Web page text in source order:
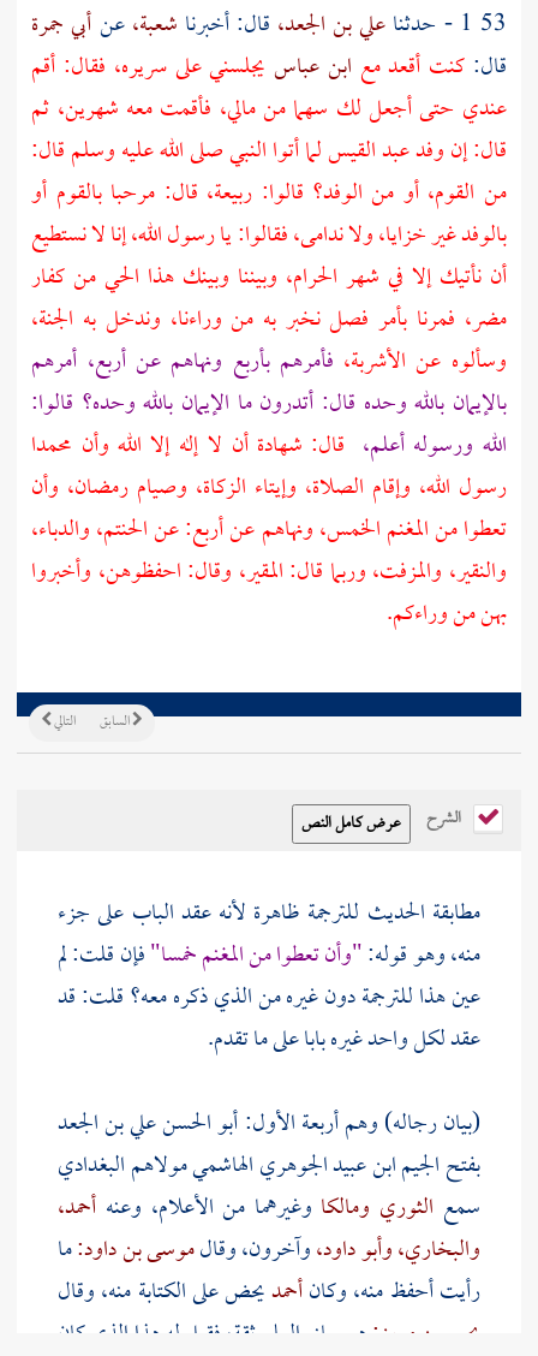
53 1 - حدثنا علي بن الجعد، قال: أخبرنا شعبة،عنأبي جمرة
قال: كنت أقعد مع ابن عباس يجلسني على سريره، فقال: أقم
عندي حتى أجعل لك سهما من مالي، فأقمت معه شهرين، ثم
قال: إنوفد عبد القيسلما أتوا النبي صلى الله عليه وسلم قال:
من القوم، أو من الوفد؟ قالوا: ربيعة، قال: مرحبا بالقوم أو
بالوفد غير خزايا، ولا ندامى، فقالوا: يا رسول الله، إنا لا نستطيع
أن نأتيك إلا في شهر الحرام، وبيننا وبينك هذا الحي من كفار
مضر، فمرنا بأمر فصل نخبر به من وراءنا، وندخل به الجنة،
وسألوه عن الأشربة، فأمرهم بأربع ونهاهم عن أربع، أمرهم
بالإيمان بالله وحده قال: أتدرون ما الإيمان بالله وحده؟ قالوا:
الله ورسوله أعلم، قال: شهادة أن لا إله إلا الله وأن محمدا
رسول الله، وإقام الصلاة، وإيتاء الزكاة، وصيام رمضان، وأن
تعطوا من المغنم الخمس، ونهاهم عن أربع: عن الحنتم، والدباء،
والنقير، والمزفت، وربما قال: المقير، وقال: احفظوهن، وأخبروا
بهن من وراءكم.
التالي السابق
الشرح
مطابقة الحديث للترجمة ظاهرة لأنه عقد الباب على جزء
منه، وهو قوله:"وأن تعطوا من المغنم خمسا"فإن قلت: لم
عين هذا للترجمة دون غيره من الذي ذكره معه؟ قلت: قد
عقد لكل واحد غيره بابا على ما تقدم.
(بيان رجاله) وهم أربعة الأول:أبو الحسن علي بن الجعد
بفتح الجيم ابن عبيد الجوهري الهاشمي مولاهم البغدادي
سمع الثوري ومالكا وغيرهما من الأعلام، وعنه أحمد،
والبخاري،وأبو داود،وآخرون، وقالموسى بن داود:ما
رأيت أحفظ منه، وكانأحمديحض على الكتابة منه، وقال
يحيى بن معين:هو رباني العلم ثقة، فقيل له هذا الذي كان